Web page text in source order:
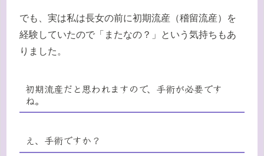
でも、実は私は長女の前に初期流産（稽留流産）を
経験していたので「またなの？」という気持ちもあ
りました。
初期流産だと思われますので、手術が必要です
ね。
え、手術ですか？